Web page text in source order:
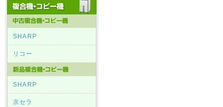
SHARP
リコー
SHARP
京セラ